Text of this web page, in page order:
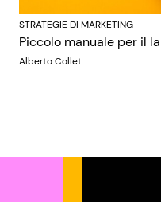
STRATEGIE DI MARKETING
Piccolo manuale per il
Alberto Collet